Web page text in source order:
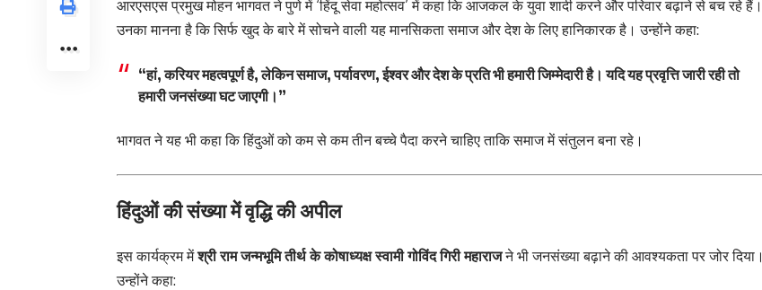
आरएसएस प्रमुख मोहन भागवत ने पुणे में ‘हिंदू सेवा महोत्सव’ में कहा कि आजकल के युवा शादी करने और परिवार बढ़ाने से बच रहे हैं।
उनका मानना है कि सिर्फ खुद के बारे में सोचने वाली यह मानसिकता समाज और देश के लिए हानिकारक है। उन्होंने कहा:
“हां, करियर महत्वपूर्ण है, लेकिन समाज, पर्यावरण, ईश्वर और देश के प्रति भी हमारी जिम्मेदारी है। यदि यह प्रवृत्ति जारी रही तो
हमारी जनसंख्या घट जाएगी।”
भागवत ने यह भी कहा कि हिंदुओं को कम से कम तीन बच्चे पैदा करने चाहिए ताकि समाज में संतुलन बना रहे।
हिंदुओं की संख्या में वृद्धि की अपील
इस कार्यक्रम मेंश्री राम जन्मभूमि तीर्थ के कोषाध्यक्ष स्वामी गोविंद गिरी महाराजने भी जनसंख्या बढ़ाने की आवश्यकता पर जोर दिया।
उन्होंने कहा: